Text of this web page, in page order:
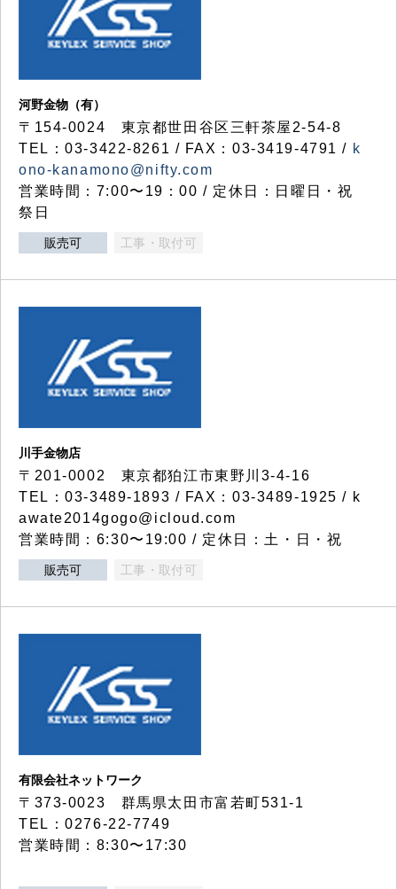
河野金物（有）
〒154-0024 東京都世田谷区三軒茶屋2-54-8
TEL：03-3422-8261 / FAX：03-3419-4791 / k
ono-kanamono@nifty.com
営業時間：7:00〜19：00 / 定休日：日曜日・祝
祭日
販売可 工事・取付可
川手金物店
〒201-0002 東京都狛江市東野川3-4-16
TEL：03-3489-1893 / FAX：03-3489-1925 / k
awate2014gogo@icloud.com
営業時間：6:30〜19:00 / 定休日：土・日・祝
販売可 工事・取付可
有限会社ネットワーク
〒373-0023 群馬県太田市富若町531-1
TEL：0276-22-7749
営業時間：8:30〜17:30